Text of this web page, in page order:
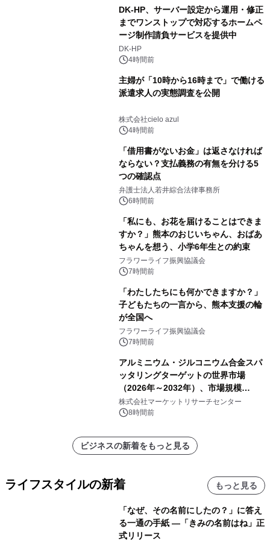
DK-HP、サーバー設定から運用・修正
までワンストップで対応するホームペ
ージ制作請負サービスを提供中
DK-HP
4時間前
主婦が「10時から16時まで」で働ける
派遣求人の実態調査を公開
株式会社cielo azul
4時間前
「借用書がないお金」は返さなければ
ならない？支払義務の有無を分ける5
つの確認点
弁護士法人若井綜合法律事務所
6時間前
「私にも、お花を届けることはできま
すか？」熊本のおじいちゃん、おばあ
ちゃんを想う、小学6年生との約束
フラワーライフ振興協議会
7時間前
「わたしたちにも何かできますか？」
子どもたちの一言から、熊本支援の輪
が全国へ
フラワーライフ振興協議会
7時間前
アルミニウム・ジルコニウム合金スパ
ッタリングターゲットの世界市場
（2026年～2032年）、市場規模
（0.995、0.999、その他）・分析レポ
ートを発表
株式会社マーケットリサーチセンター
8時間前
ビジネスの新着をもっと見る
ライフスタイルの新着 もっと見る
「なぜ、その名前にしたの？」に答え
る一通の手紙 ―「きみの名前はね」正
式リリース